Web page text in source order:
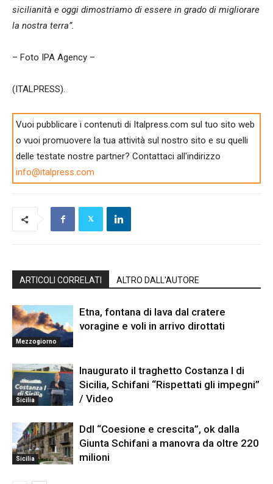
sicilianità e oggi dimostriamo di essere in grado di migliorare
la nostra terra”.
– Foto IPA Agency –
(ITALPRESS).
Vuoi pubblicare i contenuti di Italpress.com sul tuo sito web
o vuoi promuovere la tua attività sul nostro sito e su quelli
delle testate nostre partner? Contattaci all'indirizzo
info@italpress.com
ARTICOLI CORRELATI ALTRO DALL'AUTORE
Mezzogiorno
Etna, fontana di lava dal cratere
voragine e voli in arrivo dirottati
Sicilia
Inaugurato il traghetto Costanza I di
Sicilia, Schifani “Rispettati gli impegni”
/ Video
Sicilia
Ddl “Coesione e crescita”, ok dalla
Giunta Schifani a manovra da oltre 220
milioni